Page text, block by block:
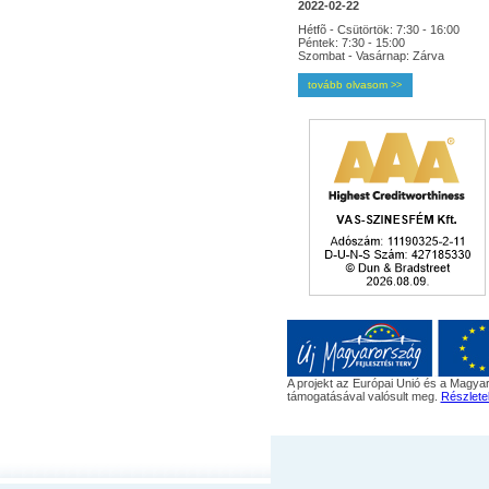
2022-02-22
Hétfõ - Csütörtök: 7:30 - 16:00
Péntek: 7:30 - 15:00
Szombat - Vasárnap: Zárva
tovább olvasom >>
A projekt az Európai Unió és a
támogatásával valósult meg.